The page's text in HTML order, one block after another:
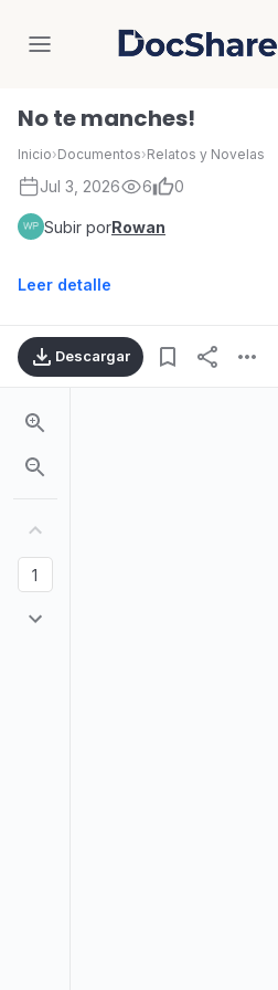
DocShare
No te manches!
Inicio›Documentos›Relatos y Novelas
Jul 3, 2026 6 0
Subir porRowan
Leer detalle
Descargar